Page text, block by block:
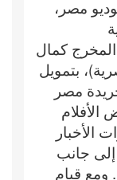
مصر،
1947، قدَّمَ المخرج كمال
بتمويل
مصر
الأفلام
الأخبار
جانب
ومع قيام